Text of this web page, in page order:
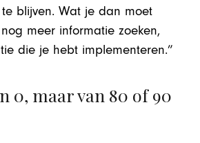
blijven. Wat je dan moet
meer informatie zoeken,
die je hebt implementeren.”
0, maar van 80 of 90